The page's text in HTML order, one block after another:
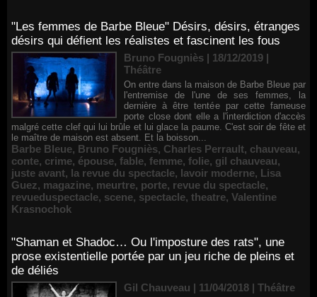
"Les femmes de Barbe Bleue" Désirs, désirs, étranges
désirs qui défient les réalistes et fascinent les fous
Bruno Fougniès | 18/12/2019 |
Théâtre
On entre dans la maison de Barbe Bleue par
l'entremise de l'une de ses femmes, la
dernière à être tentée par cette fameuse
porte close dont elle a l'interdiction d'accès
malgré cette clef qui lui brûle et lui glace la paume. C'est soir de fête et
le maître de maison est absent. Et la boisson...
Barbe Bleue, Bruno Fougniès, Charles Perrault, chauveau,
conte, crime, épouse, fable, femme, folie, gil chauveau,
juste avant, la revue du spectacle, lavoir moderne, Lisa
Guez, magazine, meurtre, porte, revue du spectacle,
revueduspectacle, scene, spectacle, theatre, Valentine
Krasnochok
"Shaman et Shadoc… Ou l'imposture des rats", une
prose existentielle portée par un jeu riche de pleins et
de déliés
Gil Chauveau | 11/04/2018 | Théâtre